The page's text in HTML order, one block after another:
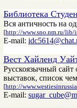
Библиотека
Вся античность на
[http://www.sno.nm.ru/lib/
E-mail:
Вест Хайленд
Русскоязычный сайт
выставок, список
[http://
E-mail: